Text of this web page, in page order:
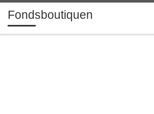
Zum Inhalt springen
Fondsboutiquen